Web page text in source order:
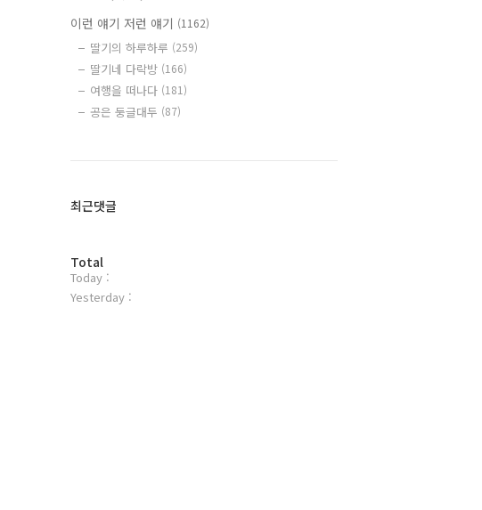
이런 얘기 저런 얘기 (1162)
딸기의 하루하루 (259)
딸기네 다락방 (166)
여행을 떠나다 (181)
공은 둥글대두 (87)
최근댓글
방
문
자
Total
Today :
Yesterday :